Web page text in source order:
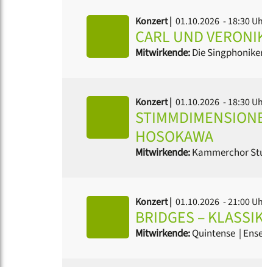
Konzert | 01.10.2026 - 18:30
CARL UND
Mitwirkende:Die
Konzert | 01.10.2026 - 18:30
HOSOKAWA
Mitwirkende:Kammerchor
Konzert | 01.10.2026 - 21:00
BRIDGES –
Mitwirkende:Quintense |